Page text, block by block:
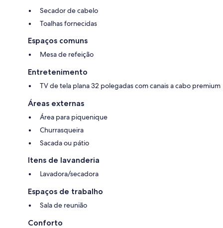
Secador de cabelo
Toalhas fornecidas
Espaços comuns
Mesa de refeição
Entretenimento
TV de tela plana 32 polegadas com canais a cabo premium
Áreas externas
Área para piquenique
Churrasqueira
Sacada ou pátio
Itens de lavanderia
Lavadora/secadora
Espaços de trabalho
Sala de reunião
Conforto